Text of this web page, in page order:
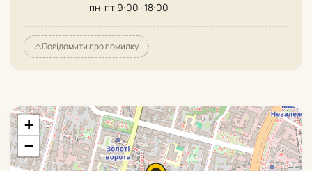
пн-пт 9:00–18:00
⚠️Повідомити про помилку
+
−